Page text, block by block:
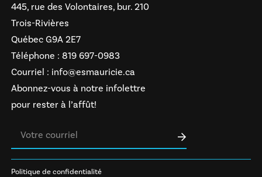
445, rue des Volontaires, bur. 210
Trois-Rivières
Québec G9A 2E7
Téléphone : 819 697-0983
Courriel : info@esmauricie.ca
Abonnez-vous à notre infolettre
pour rester à l’affût!
Politique de confidentialité